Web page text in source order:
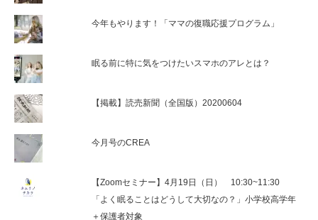
今年もやります！「ママの復職応援プログラム」
眠る前に特に気をつけたいスマホのアレとは？
【掲載】読売新聞（全国版）20200604
今月号のCREA
【Zoomセミナー】4月19日（日） 10:30~11:30
「よく眠ることはどうして大切なの？」小学校高学年
＋保護者対象